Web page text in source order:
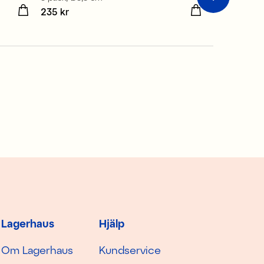
Pris :235 kr
235 kr Pris
523 kr
Lagerhaus
Om Lagerhaus
Hjälp
Kundservice